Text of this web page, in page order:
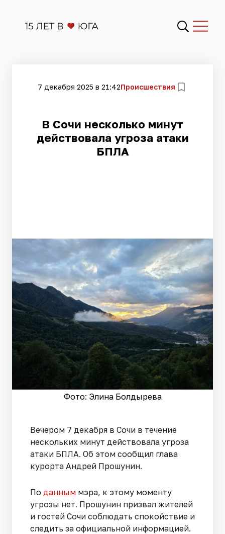
7 декабря 2025 в 21:42Происшествия
В Сочи несколько минут
действовала угроза атаки
БПЛА
Фото: Элина Болдырева
Вечером 7 декабря в Сочи в течение
нескольких минут действовала угроза
атаки БПЛА. Об этом сообщил глава
курорта Андрей Прошунин.
По данным мэра, к этому моменту
угрозы нет. Прошунин призвал жителей
и гостей Сочи соблюдать спокойствие и
следить за официальной информацией.